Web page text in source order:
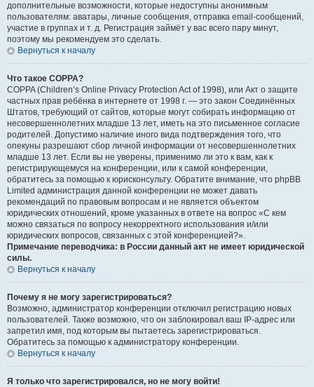
дополнительные возможности, которые недоступны анонимным
пользователям: аватары, личные сообщения, отправка email-сообщений,
участие в группах и т. д. Регистрация займёт у вас всего пару минут,
поэтому мы рекомендуем это сделать.
Вернуться к началу
Что такое COPPA?
COPPA (Children’s Online Privacy Protection Act of 1998), или Акт о защите
частных прав ребёнка в интернете от 1998 г. — это закон Соединённых
Штатов, требующий от сайтов, которые могут собирать информацию от
несовершеннолетних младше 13 лет, иметь на это письменное согласие
родителей. Допустимо наличие иного вида подтверждения того, что
опекуны разрешают сбор личной информации от несовершеннолетних
младше 13 лет. Если вы не уверены, применимо ли это к вам, как к
регистрирующемуся на конференции, или к самой конференции,
обратитесь за помощью к юрисконсульту. Обратите внимание, что phpBB
Limited администрация данной конференции не может давать
рекомендаций по правовым вопросам и не является объектом
юридических отношений, кроме указанных в ответе на вопрос «С кем
можно связаться по вопросу некорректного использования и/или
юридических вопросов, связанных с этой конференцией?».
Примечание переводчика: в России данный акт не имеет юридической
силы.
Вернуться к началу
Почему я не могу зарегистрироваться?
Возможно, администратор конференции отключил регистрацию новых
пользователей. Также возможно, что он заблокировал ваш IP-адрес или
запретил имя, под которым вы пытаетесь зарегистрироваться.
Обратитесь за помощью к администратору конференции.
Вернуться к началу
Я только что зарегистрировался, но не могу войти!